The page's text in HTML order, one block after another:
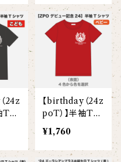
24z
Tシ
【birthday（24z
poT）】半袖Tシ
ャツ 両面(ベビ
ー)
¥1,760